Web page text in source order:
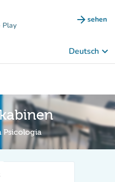
Play arrow_forward sehen
(new
Deutsch keyboard_arrow_down
Psicologia